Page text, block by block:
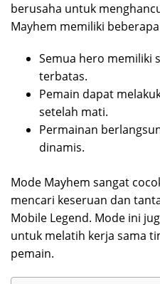
berusaha untuk
Mayhem memiliki
Semua hero memiliki
terbatas.
Pemain dapat
setelah mati.
Permainan
dinamis.
Mode Mayhem sangat
mencari keseruan dan
Mobile Legend. Mode ini
untuk melatih kerja sama
pemain.